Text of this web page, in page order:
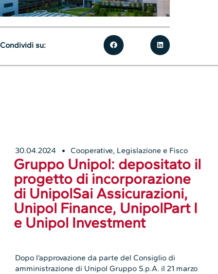
30.04.2024 Cooperative, Legislazione e Fisco
Gruppo Unipol: depositato il
progetto di incorporazione
di UnipolSai Assicurazioni,
Unipol Finance, UnipolPart I
e Unipol Investment
Dopo l’approvazione da parte del Consiglio di
amministrazione di Unipol Gruppo S.p.A. il 21 marzo
Condividi su: